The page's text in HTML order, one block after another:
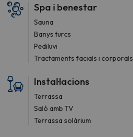
Spa i benestar
Sauna
Banys turcs
Pediluvi
Tractaments facials i corporals
Instal·lacions
Terrassa
Saló amb TV
Terrassa solàrium